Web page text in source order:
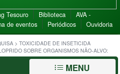
Tesouro Biblioteca
AVA -
de eventos Periódicos Ouvidoria
> TOXICIDADE DE INSETICIDA
SOBRE ORGANISMOS NÃO-ALVO:
MENU